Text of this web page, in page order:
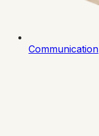
Communication